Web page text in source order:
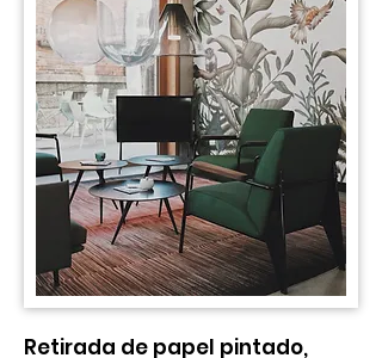
Retirada de papel pintado,